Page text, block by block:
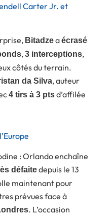
Carter Jr. et
Bitadzeaécrasé
,3 interceptions,
côtés du terrain.
da Silva, auteur
4 tirs à 3 ptsd’affilée
: Orlando enchaîne
défaitedepuis le 13
maintenant pour
prévues face à
. L’occasion